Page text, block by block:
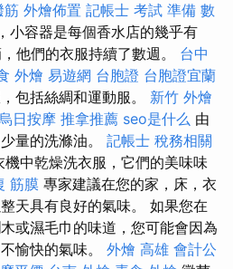
筋 外燴佈置 記帳士 考試 準備 數
小容器是每個香水店的幾乎有
他們的衣服持續了數週。 台中
外燴 易遊網 台胞證 台胞證宜蘭
包括絲綢和運動服。 新竹 外燴
日按摩 推拿推薦 seo是什么 由
量的洗滌油。 記帳士 稅務相關
機中乾燥洗衣服，它們的美味味
筋膜 專家建議在您的家，床，衣
天具有良好的氣味。 如果您在
或濕毛巾的味道，您可能會因為
愉快的氣味。 外燴 高雄 會計公